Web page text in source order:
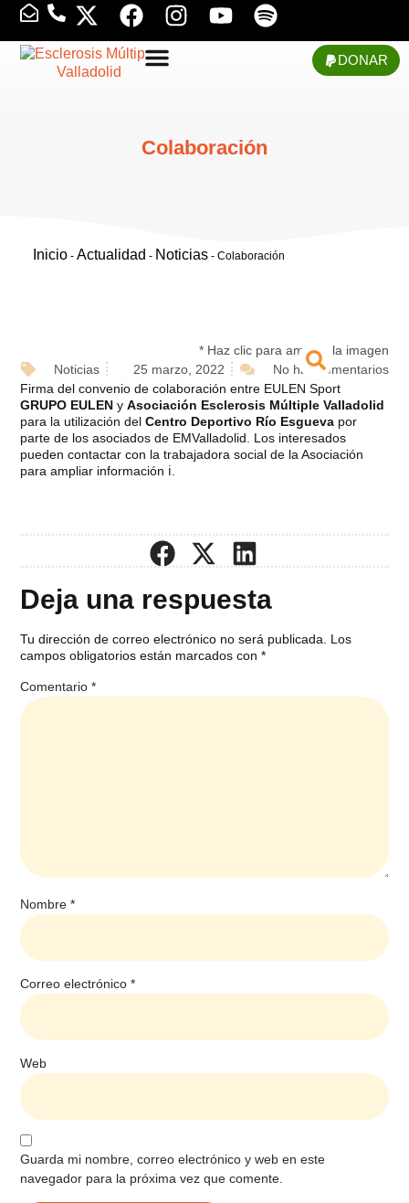
DONAR
Colaboración
Inicio- Actualidad - Noticias- Colaboración
* Haz clic para ampliar la imagen
Noticias
25 marzo, 2022
No hay comentarios
Firma del convenio de colaboración entre EULEN Sport
GRUPO EULEN yAsociación Esclerosis Múltiple Valladolid
para la utilización delCentro Deportivo Río Esgueva por
parte de los asociados de EMValladolid. Los interesados
pueden contactar con la trabajadora social de la Asociación
para ampliar información ℹ️.
Deja una respuesta
Tu dirección de correo electrónico no será publicada. Los
campos obligatorios están marcados con*
Comentario*
Nombre*
Correo electrónico*
Web
Guarda mi nombre, correo electrónico y web en este
navegador para la próxima vez que comente.